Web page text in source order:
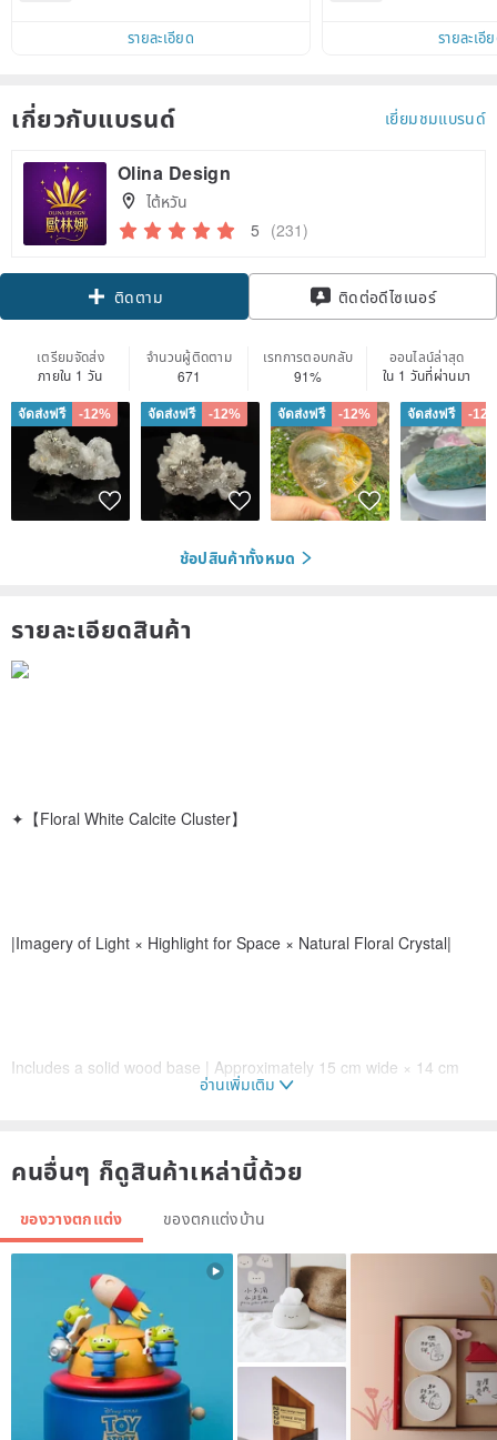
รายละเอียด รายละเอี
เกี่ยวกับแบรนด์ เยี่ยมชมแบรนด์
Olina Design
ไต้หวัน
5 (231)
ติดตาม ติดต่อดีไซเนอร์
เตรียมจัดส่ง
ภายใน 1 วัน
จำนวนผู้ติดตาม
671
เรทการตอบกลับ
91%
ออนไลน์ล่าสุด
ใน 1 วันที่ผ่านมา
จัดส่งฟรี -12% จัดส่งฟรี -12% จัดส่งฟรี -12% จัดส่งฟรี -
ช้อปสินค้าทั้งหมด
รายละเอียดสินค้า
✦【Floral White Calcite Cluster】
|Imagery of Light × Highlight for Space × Natural Floral Crystal|
Includes a solid wood base | Approximately 15 cm wide × 14 cm
Resembling a three-dimensional crystal formed from white light and
snowflakes,
this floral white calcite cluster is not artificially carved but naturally
formed deep within the earth over a long period.
Each crystal layer is like a frozen moment of blooming,
อ่านเพิ่มเติม
คนอื่นๆ ก็ดูสินค้าเหล่านี้ด้วย
ของวางตกแต่ง ของตกแต่งบ้าน